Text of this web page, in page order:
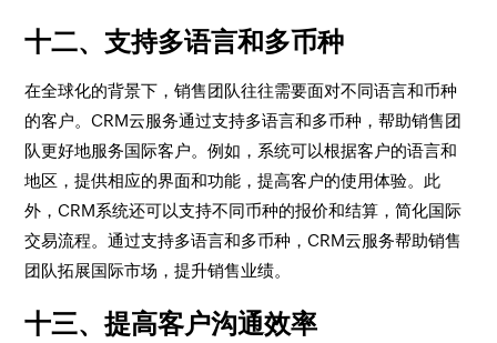
十二、支持多语言和多币种
在全球化的背景下，销售团队往往需要面对不同语言和币种
的客户。CRM云服务通过支持多语言和多币种，帮助销售团
队更好地服务国际客户。例如，系统可以根据客户的语言和
地区，提供相应的界面和功能，提高客户的使用体验。此
外，CRM系统还可以支持不同币种的报价和结算，简化国际
交易流程。通过支持多语言和多币种，CRM云服务帮助销售
团队拓展国际市场，提升销售业绩。
十三、提高客户沟通效率